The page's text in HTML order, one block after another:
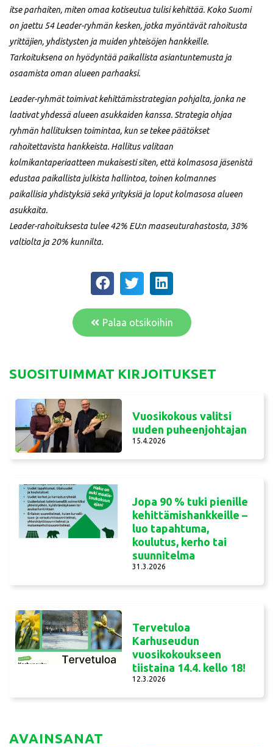
itse parhaiten, miten omaa kotiseutua tulisi kehittää. Koko Suomi
on jaettu 54 Leader-ryhmän kesken, jotka myöntävät rahoitusta
yrittäjien, yhdistysten ja muiden yhteisöjen hankkeille.
Tarkoituksena on hyödyntää paikallista asiantuntemusta ja
osaamista oman alueen parhaaksi.
Leader-ryhmät toimivat kehittämisstrategian pohjalta, jonka ne
laativat yhdessä alueen asukkaiden kanssa. Strategia ohjaa
ryhmän hallituksen toimintaa, kun se tekee päätökset
rahoitettavista hankkeista. Hallitus valitaan
kolmikantaperiaatteen mukaisesti siten, että kolmasosa jäsenistä
edustaa paikallista julkista hallintoa, toinen kolmannes
paikallisia yhdistyksiä sekä yrityksiä ja loput kolmasosa alueen
asukkaita.
Leader-rahoituksesta tulee 42% EU:n maaseuturahastosta, 38%
valtiolta ja 20% kunnilta.
Palaa otsikoihin
SUOSITUIMMAT KIRJOITUKSET
Vuosikokous valitsi
uuden puheenjohtajan
15.4.2026
Jopa 90 % tuki pienille
kehittämishankkeille –
luo tapahtuma,
koulutus, kerho tai
suunnitelma
31.3.2026
Tervetuloa
Karhuseudun
vuosikokoukseen
tiistaina 14.4. kello 18!
12.3.2026
AVAINSANAT